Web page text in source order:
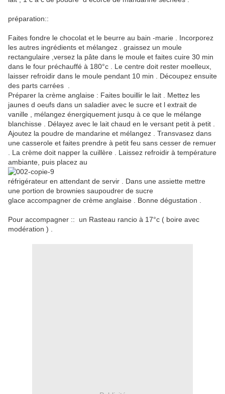
préparation::
Faites fondre le chocolat et le beurre au bain -marie . Incorporez
les autres ingrédients et mélangez . graissez un moule
rectangulaire ,versez la pâte dans le moule et faites cuire 30 min
dans le four préchauffé à 180°c . Le centre doit rester moelleux,
laisser refroidir dans le moule pendant 10 min . Découpez ensuite
des parts carrées .
Préparer la crème anglaise : Faites bouillir le lait . Mettez les
jaunes d oeufs dans un saladier avec le sucre et l extrait de
vanille , mélangez énergiquement jusqu à ce que le mélange
blanchisse . Délayez avec le lait chaud en le versant petit à petit .
Ajoutez la poudre de mandarine et mélangez . Transvasez dans
une casserole et faites prendre à petit feu sans cesser de remuer
. La crème doit napper la cuillère . Laissez refroidir à température
ambiante, puis placez au
réfrigérateur en attendant de servir . Dans une assiette mettre
une portion de brownies saupoudrer de sucre
glace accompagner de crème anglaise . Bonne dégustation .
Pour accompagner :: un Rasteau rancio à 17°c ( boire avec
modération ) .